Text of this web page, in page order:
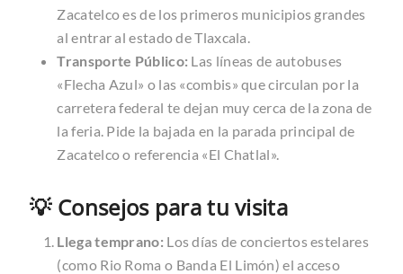
Zacatelco es de los primeros municipios grandes
al entrar al estado de Tlaxcala.
Transporte Público: Las líneas de autobuses
«Flecha Azul» o las «combis» que circulan por la
carretera federal te dejan muy cerca de la zona de
la feria. Pide la bajada en la parada principal de
Zacatelco o referencia «El Chatlal».
💡 Consejos para tu visita
Llega temprano: Los días de conciertos estelares
(como Rio Roma o Banda El Limón) el acceso